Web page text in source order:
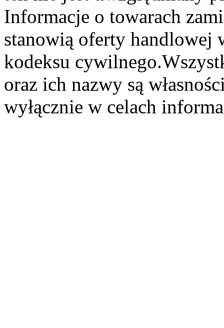
Informacje o towarach
stanowią oferty
kodeksu
oraz ich nazwy są
wyłącznie w celach